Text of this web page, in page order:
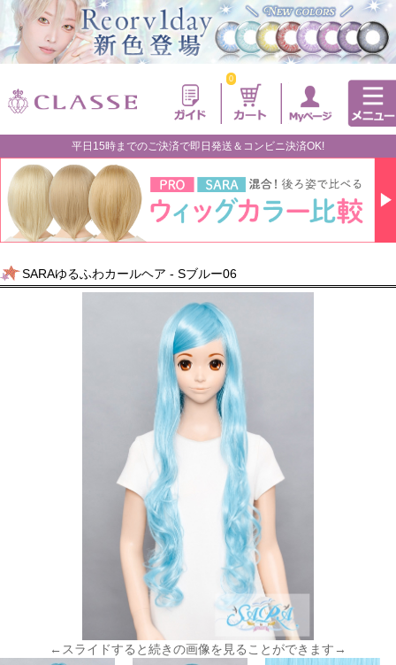
0
平日15時までのご決済で即日発送＆コンビニ決済OK!
SARAゆるふわカールヘア - Sブルー06
←スライドすると続きの画像を見ることができます→